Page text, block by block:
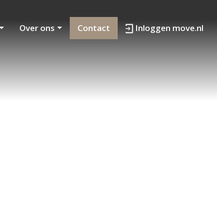
Over ons Contact Inloggen move.nl